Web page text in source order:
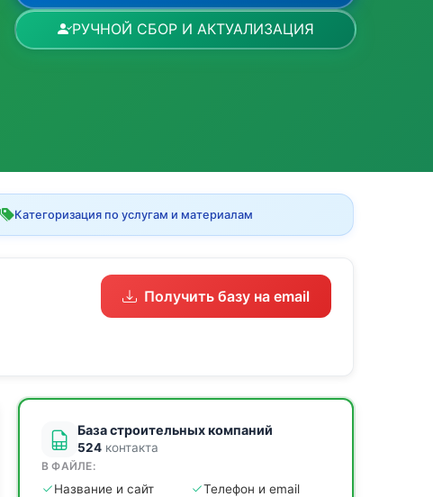
РУЧНОЙ СБОР И АКТУАЛИЗАЦИЯ
Категоризация по услугам и материалам
Получить базу на email
База строительных компаний
524контакта
В ФАЙЛЕ:
Название и сайт
Телефон и email